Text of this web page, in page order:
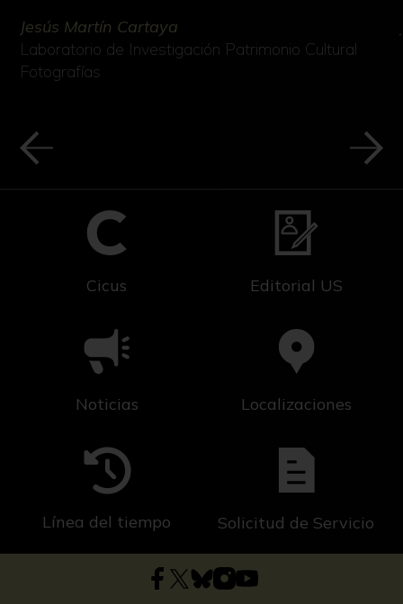
Jesús Martín Cartaya
Laboratorio de Investigación Patrimonio Cultural
Fotografías
Cicus Editorial US
Noticias Localizaciones
Línea del tiempo Solicitud de Servicio